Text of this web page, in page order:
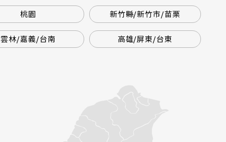
桃園 新竹縣/新竹市/苗栗
雲林/嘉義/台南 高雄/屏東/台東